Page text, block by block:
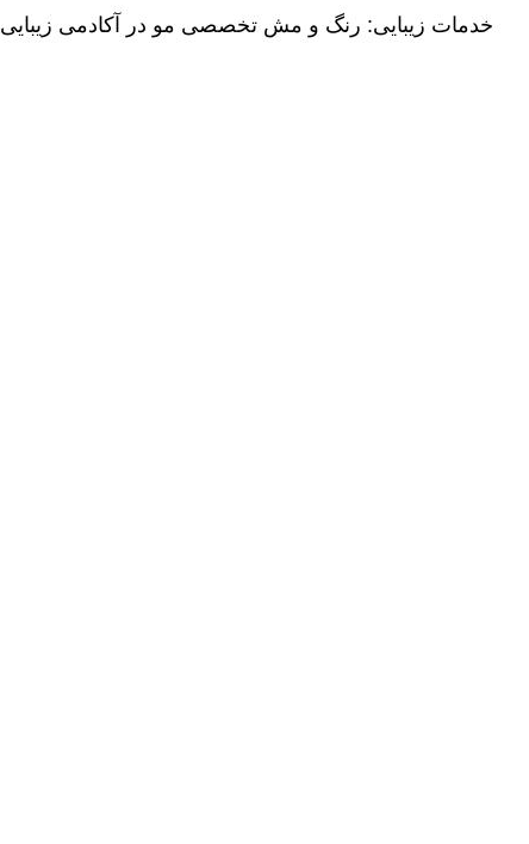
خدمات زیبایی: رنگ و مش تخصصی مو در آکادمی زیبایی